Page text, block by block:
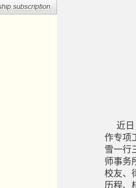
近
作专项
雪一行
师事务
校友、
历程、